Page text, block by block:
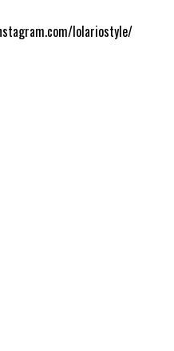
lolariostyle/